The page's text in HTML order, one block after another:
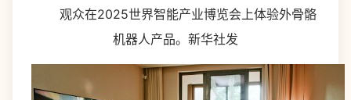
观众在2025世界智能产业博览会上体验外骨骼
机器人产品。新华社发